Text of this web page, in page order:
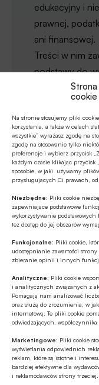
cookie
Na stronie stosujemy pliki
korzystania, a także w celach
wszystkie” wyrażasz zgodę na
zgodę na stosowanie tylko
preferencje i wybierz przycisk
każdym czasie klikając przycisk
sposobie, w jaki używamy
przysługujących Ci prawach,
Niezbędne: Pliki cookie
zapewniające podstawowe
wykorzystywanie
tez dostęp do jej obszarów
Funkcjonalne: Pliki cookie,
udostępnianie zawartości
zbieranie opinii i innych
Analityczne: Pliki cookie
i analitycznych związanych z
Pomagają nam analizować
oraz służą do zrozumienia, w
internetową. Te pliki cookie
odwiedzających,
Marketingowe: Pliki cookie
wyświetlania odpowiednich
reklam, które są istotne i
bardziej efektywne dla
i reklamodawców strony trzeciej.
edukacyjny i
prawnej,
ani finansowej.
Treści w nim
podstawy do
roszczeń
Bankowych i
Związku
innych
publikacji,
przygotowaniu
wypowiadają
CPBiI, ZBP,
nie ponoszą
decyzje osób
niniejszego
fragmenty.
Informacje
WIBOR, mają
uwzględniać
użytkownika.
informacje
internetowych